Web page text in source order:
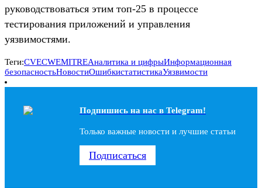
руководствоваться этим топ-25 в процессе
тестирования приложений и управления
уязвимостями.
Теги:CVECWEMITREАналитика и цифрыИнформационная
безопасностьНовостиОшибкистатистикаУязвимости
Подпишись на наc в Telegram!
Только важные новости и лучшие статьи
Подписаться